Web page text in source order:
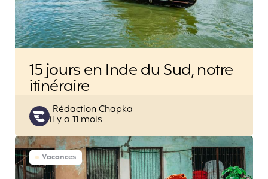
15 jours en Inde du Sud, notre
itinéraire
Posted
by
Rédaction Chapka
il y a 11 mois
Vacances